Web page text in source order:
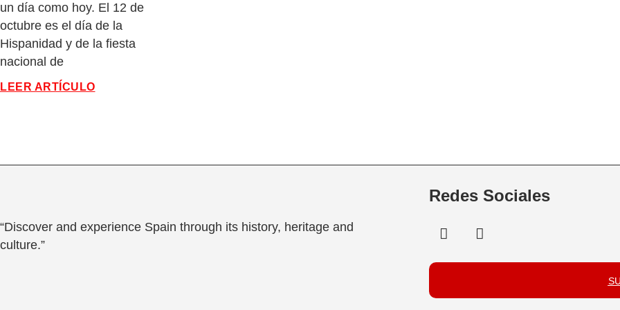
un día como hoy. El 12 de
octubre es el día de la
Hispanidad y de la fiesta
nacional de
LEER ARTÍCULO
“Discover and experience Spain through its history, heritage and
culture.”
Redes Sociales